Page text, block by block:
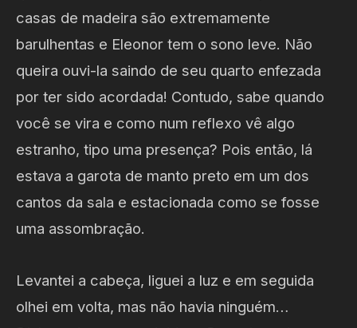
casas de madeira são extremamente
barulhentas e Eleonor tem o sono leve. Não
queira ouvi-la saindo de seu quarto enfezada
por ter sido acordada! Contudo, sabe quando
você se vira e como num reflexo vê algo
estranho, tipo uma presença? Pois então, lá
estava a garota de manto preto em um dos
cantos da sala e estacionada como se fosse
uma assombração.
Levantei a cabeça, liguei a luz e em seguida
olhei em volta, mas não havia ninguém…